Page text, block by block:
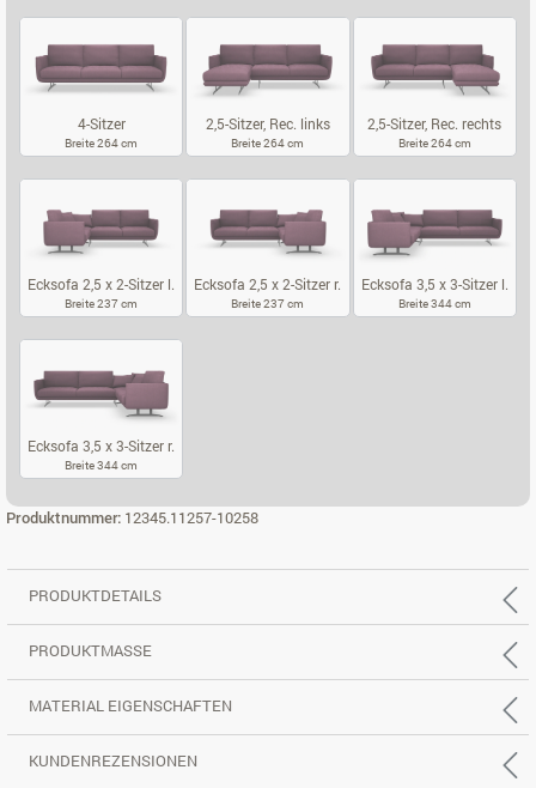
4-Sitzer
Breite 264 cm
2,5-Sitzer, Rec. links
Breite 264 cm
2,5-Sitzer, Rec. rechts
Breite 264 cm
Ecksofa 2,5 x 2-Sitzer l.
Breite 237 cm
Ecksofa 2,5 x 2-Sitzer r.
Breite 237 cm
Ecksofa 3,5 x 3-Sitzer l.
Breite 344 cm
Ecksofa 3,5 x 3-Sitzer r.
Breite 344 cm
Produktnummer: 12345.11257-10258
PRODUKTDETAILS
PRODUKTMASSE
MATERIAL EIGENSCHAFTEN
KUNDENREZENSIONEN